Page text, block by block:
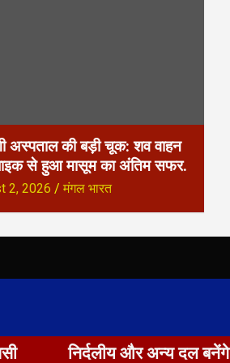
अस्पताल की बड़ी चूक: शव वाहन
से हुआ मासूम का अंतिम सफर.
2, 2026 मंगल भारत
निर्दलीय और अन्य दल बनेंगे